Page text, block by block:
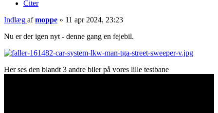
Citer
Indlæg afmoppe » 11 apr 2024, 23:23
Nu er der igen nyt - denne gang en fejebil.
Her ses den blandt 3 andre biler på vores lille testbane